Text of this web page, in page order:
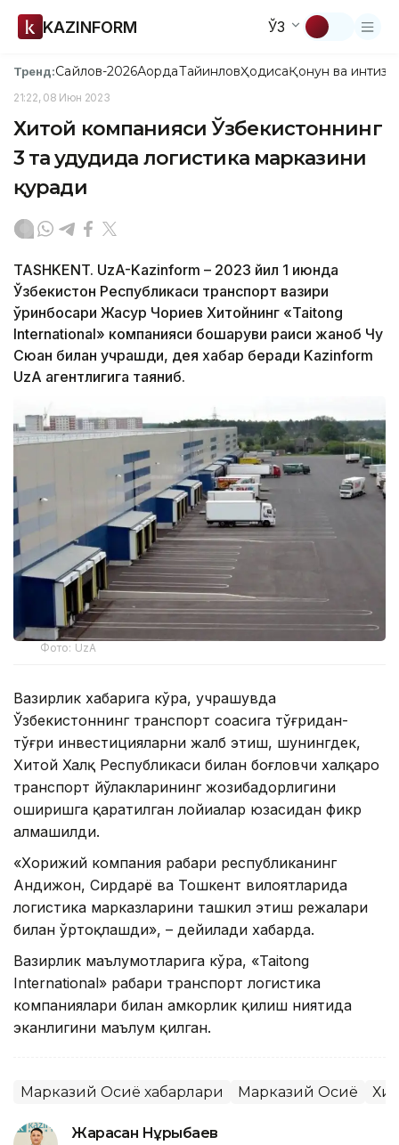
KAZINFORM ЎЗ
Тренд:Сайлов-2026АқордаТайинловҲодисаҚонун ва
21:22, 08 Июн 2023
Хитой компанияси Ўзбекистоннинг
3 та ҳудудида логистика марказини
қуради
TASHKENT. UzA-Kazinform – 2023 йил 1 июнда
Ўзбекистон Республикаси транспорт вазири
ўринбосари Жасур Чориев Хитойнинг «Taitong
International» компанияси бошқаруви раиси жаноб Чу
Сюан билан учрашди, дея хабар беради Kazinform
UzA агентлигига таяниб.
Фото: UzA
Вазирлик хабарига кўра, учрашувда
Ўзбекистоннинг транспорт соҳасига тўғридан-
тўғри инвестицияларни жалб этиш, шунингдек,
Хитой Халқ Республикаси билан боғловчи халқаро
транспорт йўлакларининг жозибадорлигини
оширишга қаратилган лойиҳалар юзасидан фикр
алмашилди.
«Хорижий компания раҳбари республиканинг
Андижон, Сирдарё ва Тошкент вилоятларида
логистика марказларини ташкил этиш режалари
билан ўртоқлашди», – дейилади хабарда.
Вазирлик маълумотларига кўра, «Taitong
International» раҳбари транспорт логистика
компаниялари билан ҳамкорлик қилиш ниятида
эканлигини маълум қилган.
Марказий Осиё хабарлари Марказий Осиё
Жарасқан Нұрыбаев